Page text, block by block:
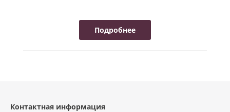
Подробнее
Контактная информация